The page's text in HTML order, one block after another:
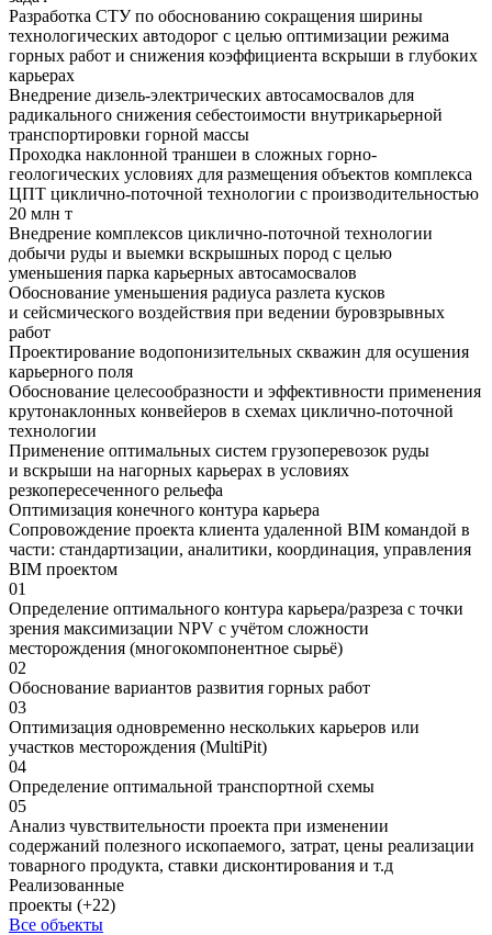
Разработка СТУ по обоснованию сокращения ширины
технологических автодорог с целью оптимизации режима
горных работ и снижения коэффициента вскрыши в глубоких
карьерах
Внедрение дизель-электрических автосамосвалов для
радикального снижения себестоимости внутрикарьерной
транспортировки горной массы
Проходка наклонной траншеи в сложных горно-
геологических условиях для размещения объектов комплекса
ЦПТ циклично-поточной технологии с производительностью
20 млн т
Внедрение комплексов циклично-поточной технологии
добычи руды и выемки вскрышных пород с целью
уменьшения парка карьерных автосамосвалов
Обоснование уменьшения радиуса разлета кусков
и сейсмического воздействия при ведении буровзрывных
работ
Проектирование водопонизительных скважин для осушения
карьерного поля
Обоснование целесообразности и эффективности применения
крутонаклонных конвейеров в схемах циклично-поточной
технологии
Применение оптимальных систем грузоперевозок руды
и вскрыши на нагорных карьерах в условиях
резкопересеченного рельефа
Оптимизация конечного контура карьера
Сопровождение проекта клиента удаленной BIM командой в
части: стандартизации, аналитики, координация, управления
BIM проектом
01
Определение оптимального контура карьера/разреза с точки
зрения максимизации NPV с учётом сложности
месторождения (многокомпонентное сырьё)
02
Обоснование вариантов развития горных работ
03
Оптимизация одновременно нескольких карьеров или
участков месторождения (MultiPit)
04
Определение оптимальной транспортной схемы
05
Анализ чувствительности проекта при изменении
содержаний полезного ископаемого, затрат, цены реализации
товарного продукта, ставки дисконтирования и т.д
Реализованные
проекты (+22)
Все объекты